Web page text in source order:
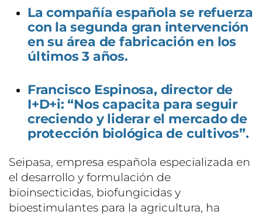
La compañía española se refuerza
con la segunda gran intervención
en su área de fabricación en los
últimos 3 años.
Francisco Espinosa, director de
I+D+i: “Nos capacita para seguir
creciendo y liderar el mercado de
protección biológica de cultivos”.
Seipasa, empresa española especializada en
el desarrollo y formulación de
bioinsecticidas, biofungicidas y
bioestimulantes para la agricultura, ha